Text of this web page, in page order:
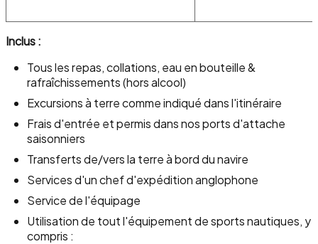
Inclus :
Tous les repas, collations, eau en bouteille &
rafraîchissements (hors alcool)
Excursions à terre comme indiqué dans l'itinéraire
Frais d'entrée et permis dans nos ports d'attache
saisonniers
Transferts de/vers la terre à bord du navire
Services d'un chef d'expédition anglophone
Service de l'équipage
Utilisation de tout l'équipement de sports nautiques, y
compris :